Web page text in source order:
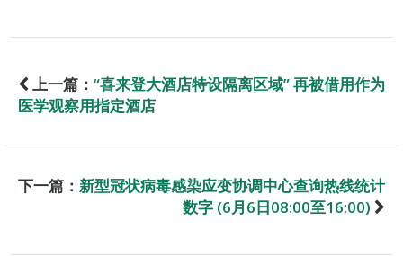
上一篇： “喜来登大酒店特设隔离区域” 再被借用作为
医学观察用指定酒店
下一篇： 新型冠状病毒感染应变协调中心查询热线统计
数字 (6月6日08:00至16:00)